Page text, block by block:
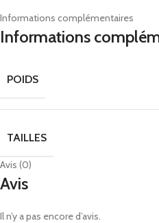
Informations complémentaires
Informations
POIDS
TAILLES
Avis (0)
Avis
Il n’y a pas encore d’avis.